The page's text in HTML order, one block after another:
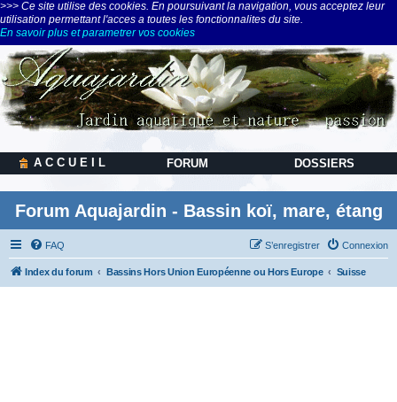
>>> Ce site utilise des cookies. En poursuivant la navigation, vous acceptez leur
utilisation permettant l'acces a toutes les fonctionnalites du site.
En savoir plus et parametrer vos cookies
A C C U E I L FORUM DOSSIERS
Forum Aquajardin - Bassin koï, mare, étang
FAQ Connexion
S’enregistrer
Index du forum Bassins Hors Union Européenne ou Hors Europe Suisse